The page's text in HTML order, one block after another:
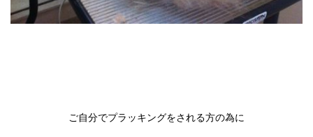
ご自分でプラッキングをされる方の為に